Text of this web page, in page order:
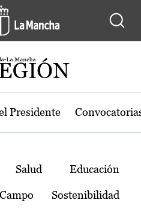
de Castilla-La
Presidente
Salud Educación
Campo Sostenibilidad